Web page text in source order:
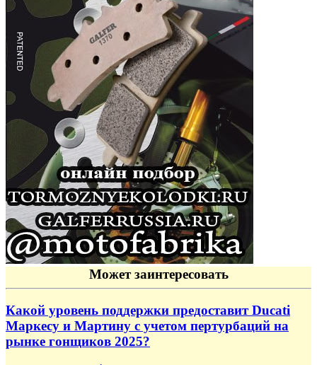
Может заинтересовать
Какой уровень поддержки предоставит Ducati
Маркесу и Мартину с учетом пертурбаций на
рынке гонщиков 2025?